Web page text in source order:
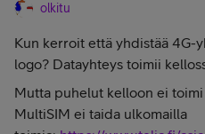
olkitu
Kun kerroit että yhdistää 4G-
logo? Datayhteys toimii
Mutta puhelut kelloon ei
MultiSIM ei taida ulkomailla